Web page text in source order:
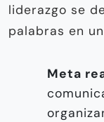
liderazgo se
palabras en
Meta